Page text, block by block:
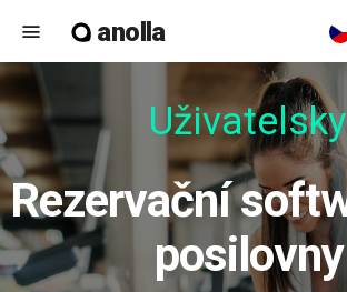
menu anolla
Uživatelsky
Rezervační software pro
posilovny